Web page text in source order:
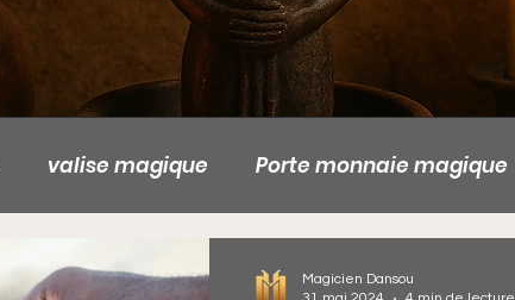
valise magique Porte monnaie magique
valise magique de la richesse
Magicien Dansou